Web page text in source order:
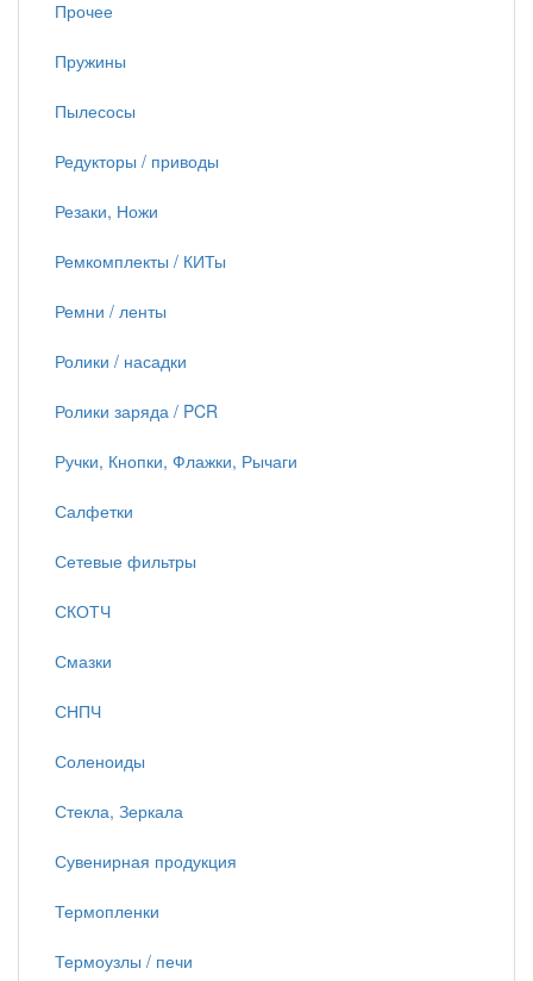
Прочее
Пружины
Пылесосы
Редукторы / приводы
Резаки, Ножи
Ремкомплекты / КИТы
Ремни / ленты
Ролики / насадки
Ролики заряда / PCR
Ручки, Кнопки, Флажки, Рычаги
Салфетки
Сетевые фильтры
СКОТЧ
Смазки
СНПЧ
Соленоиды
Стекла, Зеркала
Сувенирная продукция
Термопленки
Термоузлы / печи